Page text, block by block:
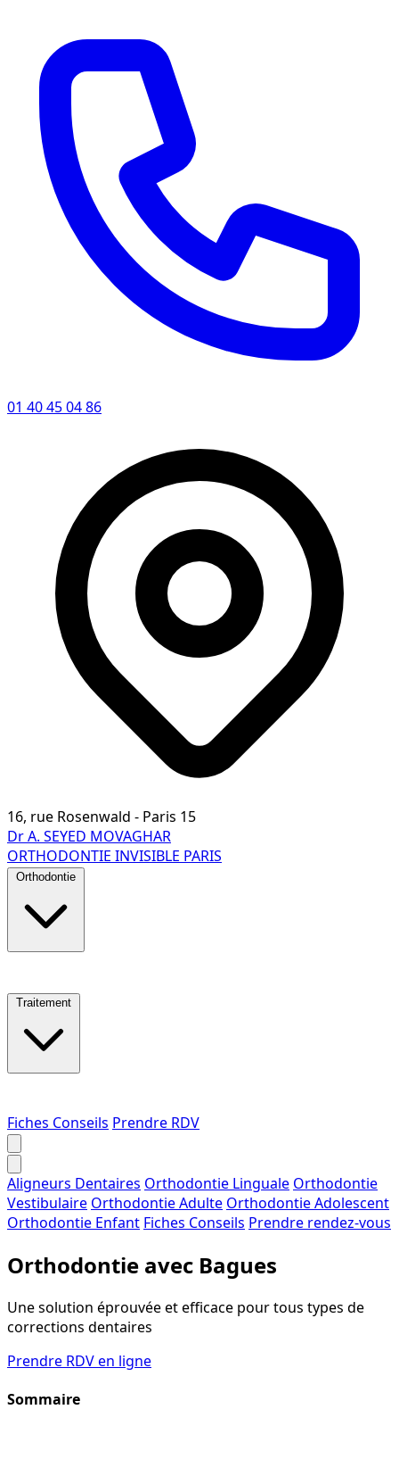
01 40 45 04 86
16, rue Rosenwald - Paris 15
Dr A. SEYED MOVAGHAR
ORTHODONTIE INVISIBLE PARIS
Fiches Conseils Prendre RDV
Aligneurs Dentaires Orthodontie Linguale Orthodontie
Vestibulaire Orthodontie Adulte Orthodontie Adolescent
Orthodontie Enfant Fiches Conseils Prendre rendez-vous
Orthodontie avec Bagues
Une solution éprouvée et efficace pour tous types de
corrections dentaires
Prendre RDV en ligne
Sommaire